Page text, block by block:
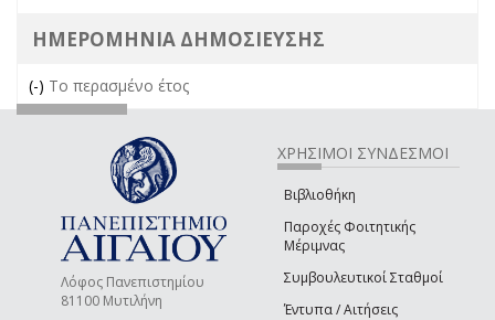
ΗΜΕΡΟΜΗΝΙΑ ΔΗΜΟΣΙΕΥΣΗΣ
(-) Remove Το περασμένο έτος filter
Το περασμένο έτος
Λόφος Πανεπιστημίου
81100 Μυτιλήνη
ΧΡΗΣΙΜΟΙ ΣΥΝΔΕΣΜΟΙ
Βιβλιοθήκη
Παροχές Φοιτητικής
Μέριμνας
Συμβουλευτικοί Σταθμοί
Έντυπα / Αιτήσεις